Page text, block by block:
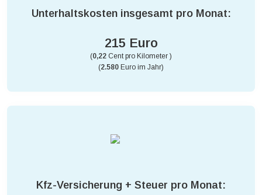
Unterhaltskosten insgesamt pro Monat:
215 Euro
(0,22 Cent pro Kilometer )
(2.580 Euro im Jahr)
Kfz-Versicherung + Steuer pro Monat: